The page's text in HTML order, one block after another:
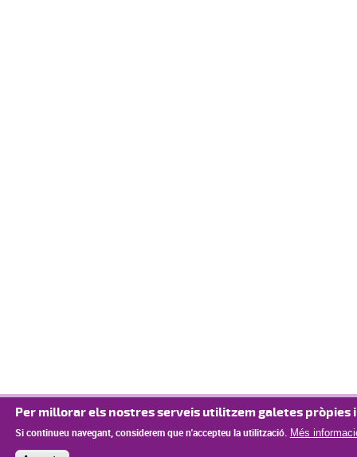
Per millorar els nostres serveis utilitzem galetes pròpies
Si continueu navegant, considerem que n'accepteu la utilització. Més